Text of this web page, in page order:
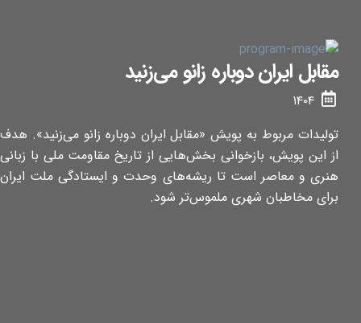
مقابل ایران دوباره زانو می‌زنید
۱۴۰۴
تولیدات مربوط به پویش «مقابل ایران دوباره زانو می‌زنید». هدف
از این پویش، بازخوانی بخش‌هایی از تاریخ مقاومت ملی با زبانی
هنری و معاصر است تا ریشه‌های وحدت و ایستادگی ملت ایران
برای مخاطبان شهری ملموس‌تر شود.